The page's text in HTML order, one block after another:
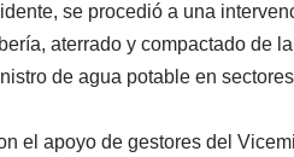
se procedió a una
aterrado y compactado de
de agua potable en
el apoyo de gestores del